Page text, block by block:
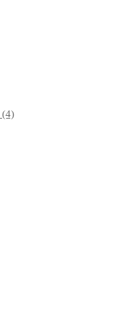
(4)